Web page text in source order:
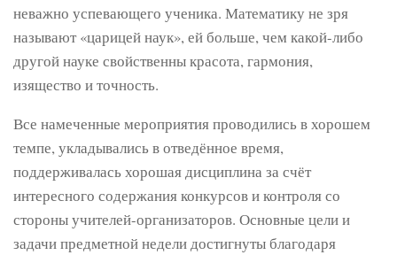
неважно успевающего ученика. Математику не зря
называют «царицей наук», ей больше, чем какой-либо
другой науке свойственны красота, гармония,
изящество и точность.
Все намеченные мероприятия проводились в хорошем
темпе, укладывались в отведённое время,
поддерживалась хорошая дисциплина за счёт
интересного содержания конкурсов и контроля со
стороны учителей-организаторов. Основные цели и
задачи предметной недели достигнуты благодаря